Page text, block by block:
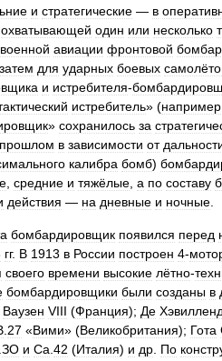
и стратегические — в
охватывающей один или несколько
военной авиации фронтовой
затем для ударных боевых
и истребителя-
истребитель» (например
» сохранилось за
прошлом в зависимости от
калибра бомб)
средние и тяжёлые а по составу
действия — на дневные и ночные
бомбардировщик появился перед
гг. В 1913 в России построен 4-
своего времени высокие лётно-
бомбардировщики были созданы в
Ваузен VIII (Франция); Де Хэвилленд
27 «Вими» (Великобритания); Гота
ЗО и Са 42 (Италия) и др По